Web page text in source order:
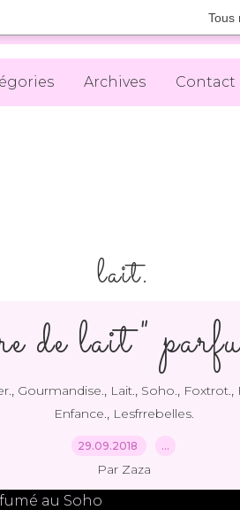
Tous
Archives Contact
lait.
de lait"
, Gourmandise., Lait., Soho., Foxtrot.,
Enfance., Lesfrrebelles.
29.09.2018 …
Par Zaza